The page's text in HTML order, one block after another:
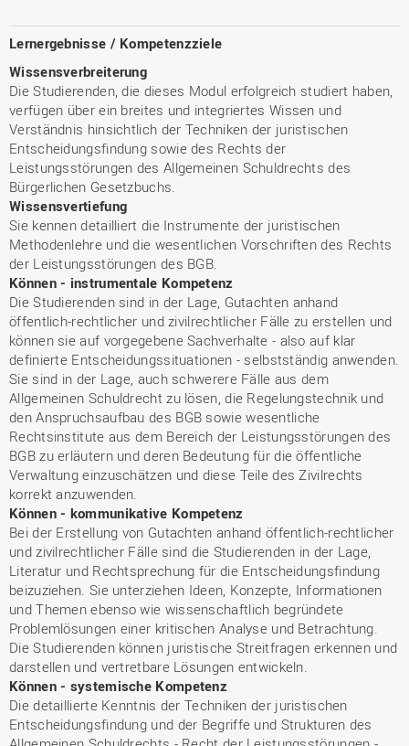
Lernergebnisse / Kompetenzziele
Wissensverbreiterung
Die Studierenden, die dieses Modul erfolgreich studiert haben,
verfügen über ein breites und integriertes Wissen und
Verständnis hinsichtlich der Techniken der juristischen
Entscheidungsfindung sowie des Rechts der
Leistungsstörungen des Allgemeinen Schuldrechts des
Bürgerlichen Gesetzbuchs.
Wissensvertiefung
Sie kennen detailliert die Instrumente der juristischen
Methodenlehre und die wesentlichen Vorschriften des Rechts
der Leistungsstörungen des BGB.
Können - instrumentale Kompetenz
Die Studierenden sind in der Lage, Gutachten anhand
öffentlich-rechtlicher und zivilrechtlicher Fälle zu erstellen und
können sie auf vorgegebene Sachverhalte - also auf klar
definierte Entscheidungssituationen - selbstständig anwenden.
Sie sind in der Lage, auch schwerere Fälle aus dem
Allgemeinen Schuldrecht zu lösen, die Regelungstechnik und
den Anspruchsaufbau des BGB sowie wesentliche
Rechtsinstitute aus dem Bereich der Leistungsstörungen des
BGB zu erläutern und deren Bedeutung für die öffentliche
Verwaltung einzuschätzen und diese Teile des Zivilrechts
korrekt anzuwenden.
Können - kommunikative Kompetenz
Bei der Erstellung von Gutachten anhand öffentlich-rechtlicher
und zivilrechtlicher Fälle sind die Studierenden in der Lage,
Literatur und Rechtsprechung für die Entscheidungsfindung
beizuziehen. Sie unterziehen Ideen, Konzepte, Informationen
und Themen ebenso wie wissenschaftlich begründete
Problemlösungen einer kritischen Analyse und Betrachtung.
Die Studierenden können juristische Streitfragen erkennen und
darstellen und vertretbare Lösungen entwickeln.
Können - systemische Kompetenz
Die detaillierte Kenntnis der Techniken der juristischen
Entscheidungsfindung und der Begriffe und Strukturen des